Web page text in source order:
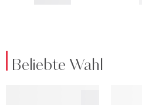
Beliebte Wahl